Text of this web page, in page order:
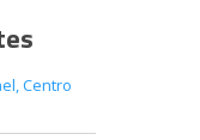
Centro